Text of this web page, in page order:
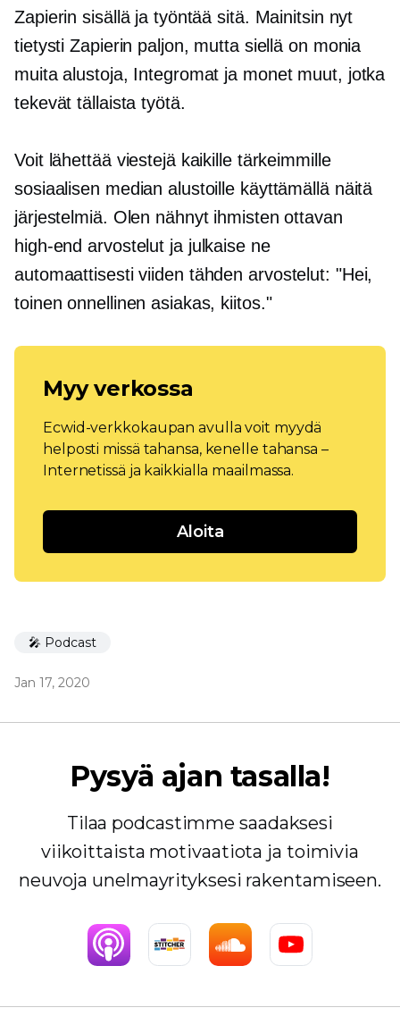
Zapierin sisällä ja työntää sitä. Mainitsin nyt
tietysti Zapierin paljon, mutta siellä on monia
muita alustoja, Integromat ja monet muut, jotka
tekevät tällaista työtä.
Voit lähettää viestejä kaikille tärkeimmille
sosiaalisen median alustoille käyttämällä näitä
järjestelmiä. Olen nähnyt ihmisten ottavan
high-end arvostelut ja julkaise ne
automaattisestiviiden tähden arvostelut: "Hei,
toinen onnellinen asiakas, kiitos."
Myy verkossa
Ecwid-verkkokaupan avulla voit myydä
helposti missä tahansa, kenelle tahansa –
Internetissä ja kaikkialla maailmassa.
Aloita
🎤 Podcast
Jan 17, 2020
Pysyä ajan tasalla!
Tilaa podcastimme saadaksesi
viikoittaista motivaatiota ja toimivia
neuvoja unelmayrityksesi rakentamiseen.